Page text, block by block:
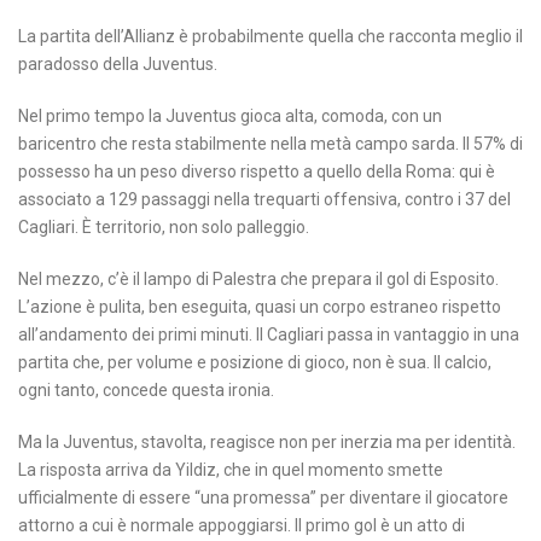
La partita dell’Allianz è probabilmente quella che racconta meglio il
paradosso della Juventus.
Nel primo tempo la Juventus gioca alta, comoda, con un
baricentro che resta stabilmente nella metà campo sarda. Il 57% di
possesso ha un peso diverso rispetto a quello della Roma: qui è
associato a 129 passaggi nella trequarti offensiva, contro i 37 del
Cagliari. È territorio, non solo palleggio.
Nel mezzo, c’è il lampo di Palestra che prepara il gol di Esposito.
L’azione è pulita, ben eseguita, quasi un corpo estraneo rispetto
all’andamento dei primi minuti. Il Cagliari passa in vantaggio in una
partita che, per volume e posizione di gioco, non è sua. Il calcio,
ogni tanto, concede questa ironia.
Ma la Juventus, stavolta, reagisce non per inerzia ma per identità.
La risposta arriva da Yildiz, che in quel momento smette
ufficialmente di essere “una promessa” per diventare il giocatore
attorno a cui è normale appoggiarsi. Il primo gol è un atto di